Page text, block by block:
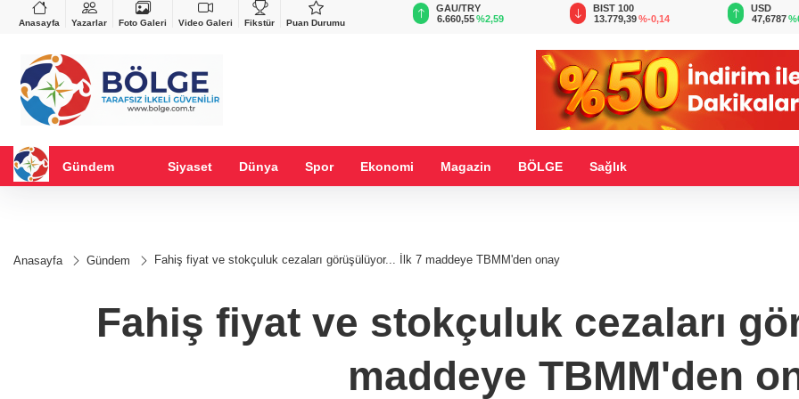
Anasayfa Yazarlar Foto Galeri Video Galeri Fikstür Puan Durumu
%-0,22
VND
0,0018
%0,32
GAU/TRY
6.660,55%2,59
BIST 100
13.779,39%-0,14
USD
47,6787%0,18
EUR
55,1254
Gündem Siyaset Dünya Spor Ekonomi Magazin BÖLGE Sağlık
Anasayfa Gündem Fahiş fiyat ve stokçuluk cezaları görüşülüyor... İlk 7 maddeye TBMM'den onay
Fahiş fiyat ve stokçuluk cezaları
maddeye TBMM'den